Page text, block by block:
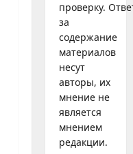
проверку.
за
содержание
материалов
несут
авторы, их
мнение не
является
мнением
редакции.